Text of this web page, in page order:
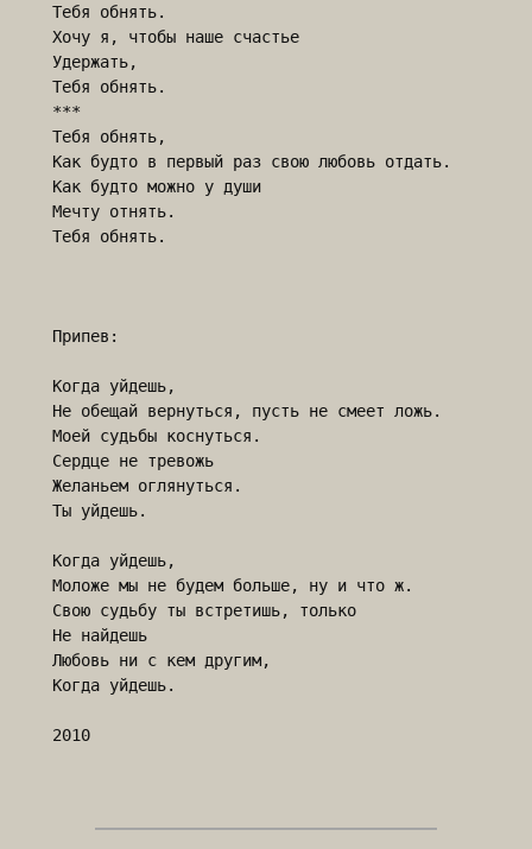
Тебя обнять.
Хочу я, чтобы наше счастье
Удержать,
Тебя обнять.
***
Тебя обнять,
Как будто в первый раз свою любовь отдать.
Как будто можно у души
Мечту отнять.
Тебя обнять.
Припев:
Когда уйдешь,
Не обещай вернуться, пусть не смеет ложь.
Моей судьбы коснуться.
Сердце не тревожь
Желаньем оглянуться.
Ты уйдешь.
Когда уйдешь,
Моложе мы не будем больше, ну и что ж.
Свою судьбу ты встретишь, только
Не найдешь
Любовь ни с кем другим,
Когда уйдешь.
2010